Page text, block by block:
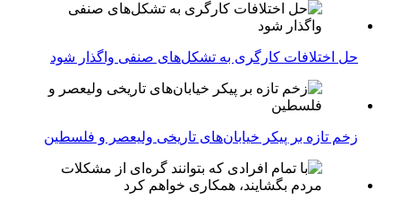
حل اختلافات کارگری به تشکل‌های صنفی واگذار شود
زخم تازه بر پیکر خیابان‌های تاریخی ولیعصر و فلسطین